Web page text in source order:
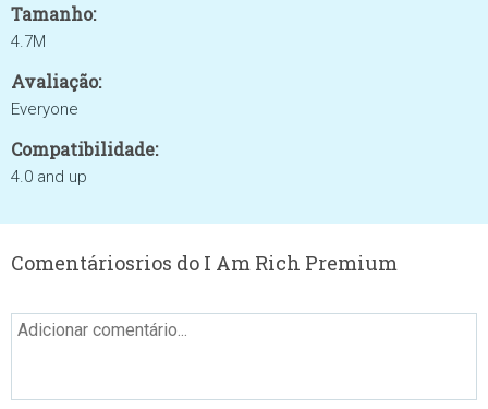
Tamanho:
4.7M
Avaliação:
Everyone
Compatibilidade:
4.0 and up
Comentáriosrios do I Am Rich Premium